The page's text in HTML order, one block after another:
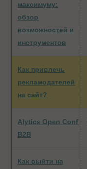
максимуму:
обзор
возможностей и
инструментов
Как привлечь
рекламодателей
на сайт?
Alytics Open Conf
B2B
Как выйти на